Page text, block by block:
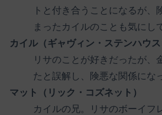
トと付き合うことになるが、
まったカイルのことも気にし
カイル（ギャヴィン・ステンハウス
リサのことが好きだったが、
たと誤解し、険悪な関係にな
マット（リック・コズネット）
カイルの兄。リサのボーイフ